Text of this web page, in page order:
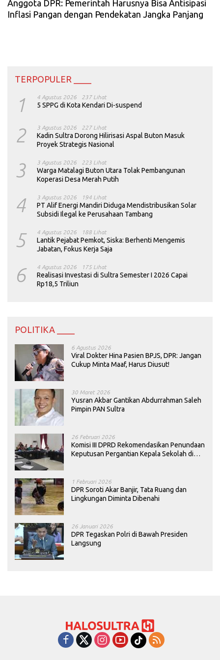
Anggota DPR: Pemerintah Harusnya Bisa Antisipasi
Inflasi Pangan dengan Pendekatan Jangka Panjang
TERPOPULER ____
1 4 Agustus 2026 237 Lihat
5 SPPG di Kota Kendari Di-suspend
2 3 Agustus 2026 227 Lihat
Kadin Sultra Dorong Hilirisasi Aspal Buton Masuk
Proyek Strategis Nasional
3 3 Agustus 2026 223 Lihat
Warga Matalagi Buton Utara Tolak Pembangunan
Koperasi Desa Merah Putih
4 3 Agustus 2026 194 Lihat
PT Alif Energi Mandiri Diduga Mendistribusikan Solar
Subsidi Ilegal ke Perusahaan Tambang
5 4 Agustus 2026 188 Lihat
Lantik Pejabat Pemkot, Siska: Berhenti Mengemis
Jabatan, Fokus Kerja Saja
6 4 Agustus 2026 175 Lihat
Realisasi Investasi di Sultra Semester I 2026 Capai
Rp18,5 Triliun
POLITIKA ____
6 Agustus 2026
Viral Dokter Hina Pasien BPJS, DPR: Jangan
Cukup Minta Maaf, Harus Diusut!
30 Maret 2026
Yusran Akbar Gantikan Abdurrahman Saleh
Pimpin PAN Sultra
26 Februari 2026
Komisi III DPRD Rekomendasikan Penundaan
Keputusan Pergantian Kepala Sekolah di
1 Februari 2026
DPR Soroti Akar Banjir, Tata Ruang dan
Lingkungan Diminta Dibenahi
26 Januari 2026
DPR Tegaskan Polri di Bawah Presiden
Langsung